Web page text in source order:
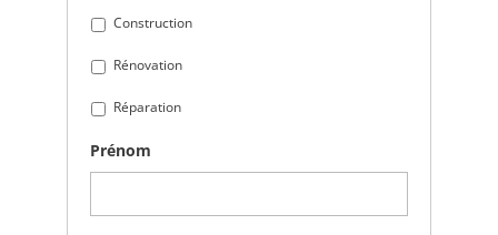
Construction
Rénovation
Réparation
Prénom